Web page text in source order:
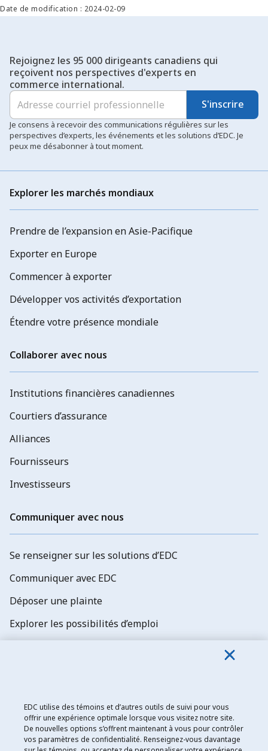
Date de modification : 2024-02-09
Rejoignez les 95 000 dirigeants canadiens qui
reçoivent nos perspectives d'experts en
commerce international.
S'inscrire
Je consens à recevoir des communications régulières sur les
perspectives d’experts, les événements et les solutions d’EDC. Je
peux me désabonner à tout moment.
Explorer les marchés mondiaux
Prendre de l’expansion en Asie-Pacifique
Exporter en Europe
Commencer à exporter
Développer vos activités d’exportation
Étendre votre présence mondiale
Collaborer avec nous
Institutions financières canadiennes
Courtiers d’assurance
Alliances
Fournisseurs
Investisseurs
Communiquer avec nous
Se renseigner sur les solutions d’EDC
Communiquer avec EDC
Déposer une plainte
Explorer les possibilités d’emploi
Exportation et développement Canada
EDC utilise des témoins et d’autres outils de suivi pour vous
offrir une expérience optimale lorsque vous visitez notre site.
De nouvelles options s’offrent maintenant à vous pour contrôler
vos paramètres de confidentialité. Renseignez-vous davantage